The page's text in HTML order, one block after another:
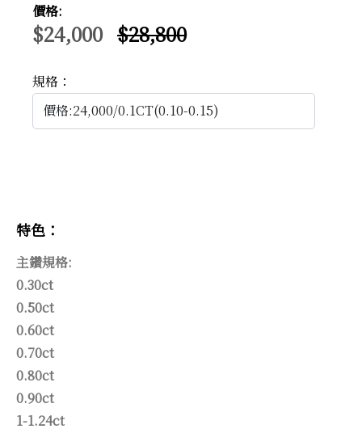
價格:
$24,000 $28,800
規格：
特色：
主鑽規格:
0.30ct
0.50ct
0.60ct
0.70ct
0.80ct
0.90ct
1-1.24ct